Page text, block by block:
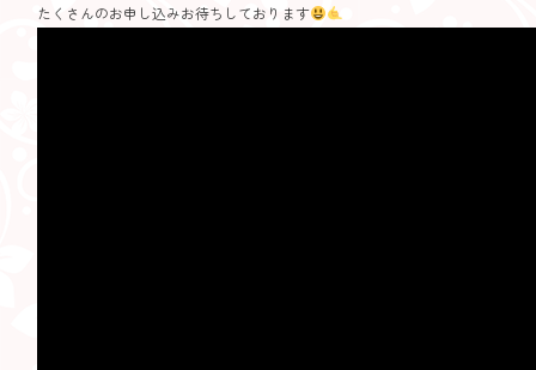
たくさんのお申し込みお待ちしております